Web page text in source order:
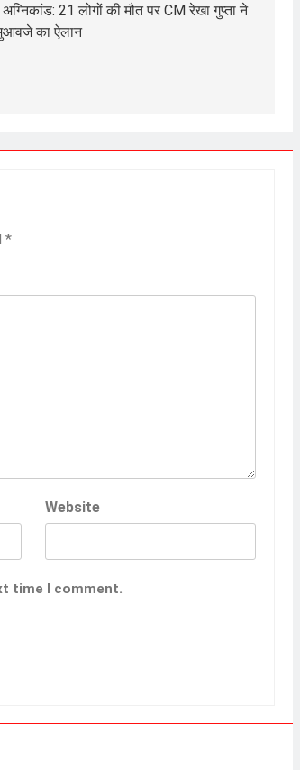
21 लोगों की मौत पर CM रेखा गुप्ता ने
का ऐलान
*
Website
time I comment.